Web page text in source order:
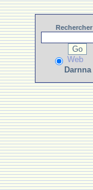
Rechercher
Web
Darnna